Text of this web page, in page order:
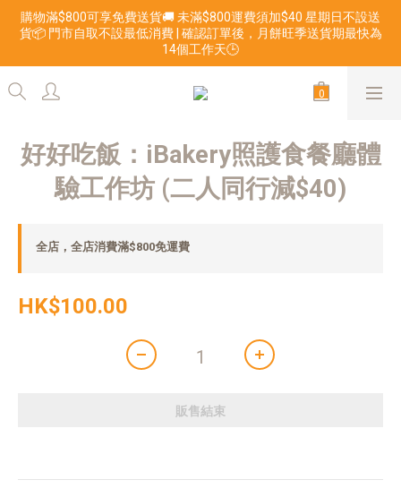
購物滿$800可享免費送貨🚚 未滿$800運費須加$40 星期日不設送
貨📦 門市自取不設最低消費 | 確認訂單後，月餅旺季送貨期最快為
14個工作天🕒
好好吃飯：iBakery照護食餐廳體
驗工作坊 (二人同行減$40)
全店，全店消費滿$800免運費
HK$100.00
販售結束